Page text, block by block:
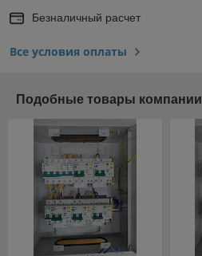
Безналичный расчет
Все условия оплаты
Подобные товары компании